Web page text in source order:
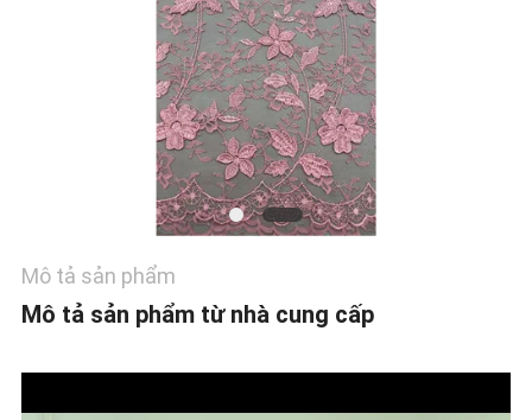
SƠ
Mô tả sản phẩm
Mô tả sản phẩm từ nhà cung cấp